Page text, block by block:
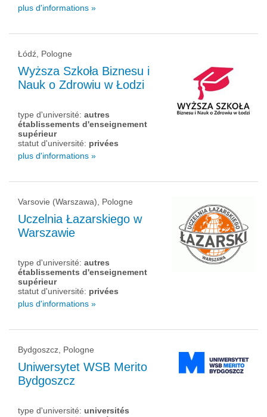
plus d'informations »
Łódź, Pologne
Wyższa Szkoła Biznesu i
Nauk o Zdrowiu w Łodzi
type d'université: autres
établissements d'enseignement
supérieur
statut d'université: privées
plus d'informations »
Varsovie (Warszawa), Pologne
Uczelnia Łazarskiego w
Warszawie
type d'université: autres
établissements d'enseignement
supérieur
statut d'université: privées
plus d'informations »
Bydgoszcz, Pologne
Uniwersytet WSB Merito
Bydgoszcz
type d'université: universités